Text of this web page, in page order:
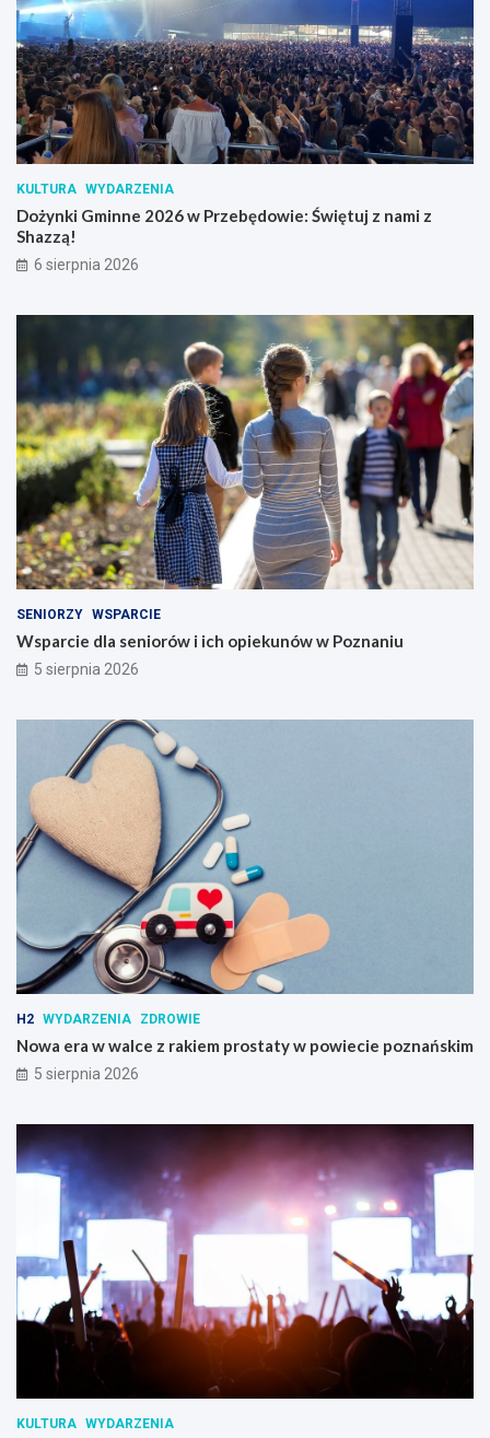
KULTURA WYDARZENIA
Dożynki Gminne 2026 w Przebędowie: Świętuj z nami z
Shazzą!
6 sierpnia 2026
SENIORZY WSPARCIE
Wsparcie dla seniorów i ich opiekunów w Poznaniu
5 sierpnia 2026
H2 WYDARZENIA ZDROWIE
Nowa era w walce z rakiem prostaty w powiecie poznańskim
5 sierpnia 2026
KULTURA WYDARZENIA